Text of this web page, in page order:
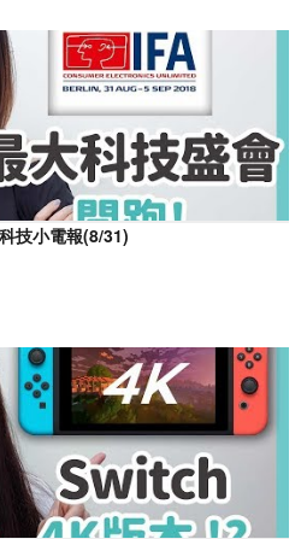
技小電報(8/31)